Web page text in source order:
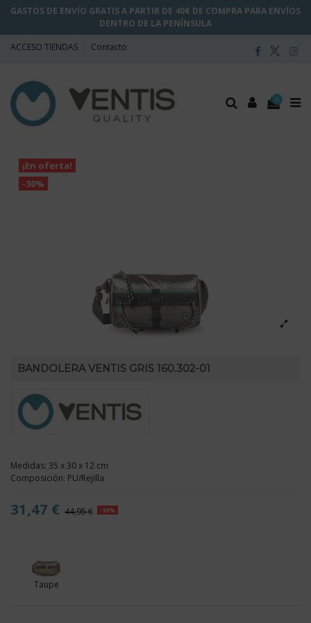
GASTOS DE ENVÍO GRATIS A PARTIR DE 40€ DE COMPRA PARA ENVÍOS
DENTRO DE LA PENÍNSULA
ACCESO TIENDAS Contacto
0
¡En oferta!
-30%
BANDOLERA VENTIS GRIS 160.302-01
Medidas: 35 x 30 x 12 cm
Composición: PU/Rejilla
31,47 € 44,95 € -30%
Taupe